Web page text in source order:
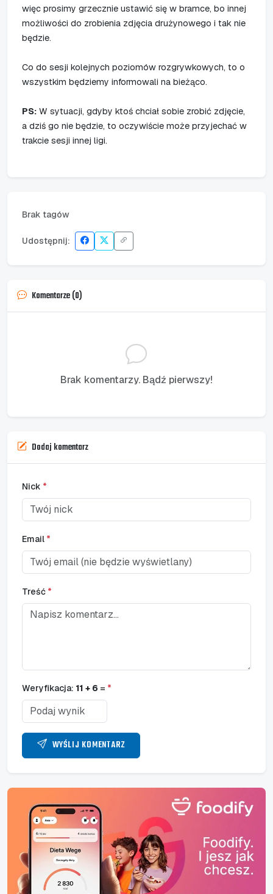
więc prosimy grzecznie ustawić się w bramce, bo innej
możliwości do zrobienia zdjęcia drużynowego i tak nie
będzie.
Co do sesji kolejnych poziomów rozgrywkowych, to o
wszystkim będziemy informowali na bieżąco.
PS: W sytuacji, gdyby ktoś chciał sobie zrobić zdjęcie,
a dziś go nie będzie, to oczywiście może przyjechać w
trakcie sesji innej ligi.
Brak tagów
Udostępnij:
Komentarze (0)
Brak komentarzy. Bądź pierwszy!
Dodaj komentarz
Nick *
Email *
Treść *
Weryfikacja: 11 + 6 = *
WYŚLIJ KOMENTARZ